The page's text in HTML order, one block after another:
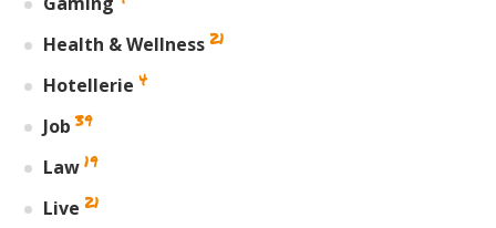
Health & Wellness 21
Hotellerie 4
Job 39
Law 19
Live 21